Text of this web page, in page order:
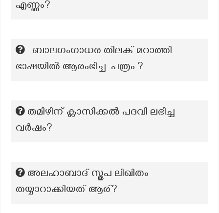
എണ്ണം?
ബാലഗംഗാധര തിലക് മറാത്തി
ഭാഷയിൽ ആരംഭിച്ച പത്രം ?
തമിഴിന് ക്ലാസിക്കല്‍ പദവി ലഭിച്ച
വര്‍ഷം?
അലഹാബാദ് സ്തൂപ ലിഖിതം
തയ്യാറാക്കിയത് ആര്?